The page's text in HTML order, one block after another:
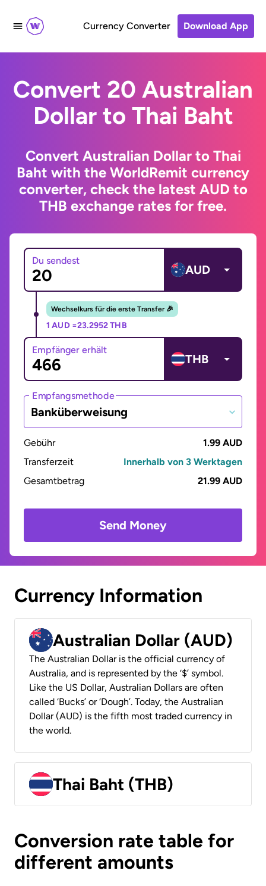
Currency Converter Download App
Convert 20 Australian
Dollar to Thai Baht
Convert Australian Dollar to Thai
Baht with the WorldRemit currency
converter, check the latest AUD to
THB exchange rates for free.
Du sendest
AUD
Wechselkurs für die erste Transfer 🎉
1 AUD =23.2952 THB
Empfänger erhält
THB
Empfangsmethode
Banküberweisung
Gebühr
1.99 AUD
Transferzeit
Innerhalb von 3 Werktagen
Gesamtbetrag
21.99 AUD
Send Money
Currency Information
Australian Dollar (AUD)
The Australian Dollar is the official currency of
Australia, and is represented by the ‘$’ symbol.
Like the US Dollar, Australian Dollars are often
called ‘Bucks’ or ‘Dough’. Today, the Australian
Dollar (AUD) is the fifth most traded currency in
the world.
Thai Baht (THB)
Conversion rate table for
different amounts